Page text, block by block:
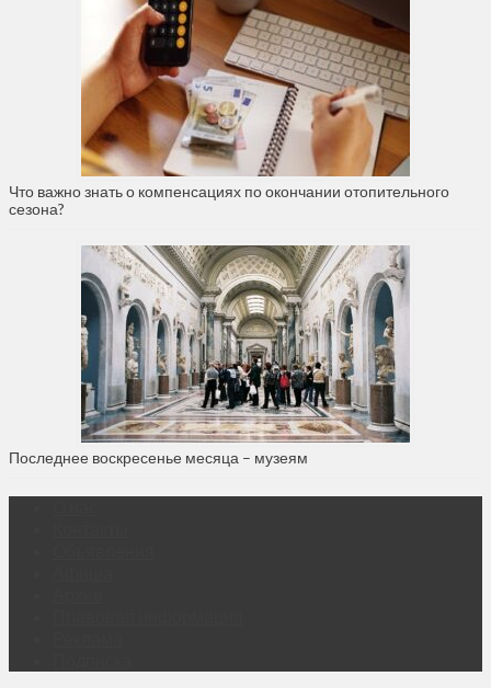
Что важно знать о компенсациях по окончании отопительного
сезона?
Последнее воскресенье месяца – музеям